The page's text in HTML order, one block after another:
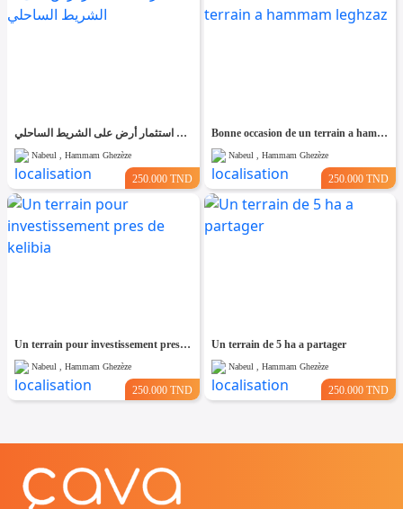
فرصة استثمار أرض على الشريط الساحلي
Nabeul , Hammam Ghezèze
250.000 TND
Bonne occasion de un terrain a hammam leghzaz
Nabeul , Hammam Ghezèze
250.000 TND
Un terrain pour investissement pres de kelibia
Nabeul , Hammam Ghezèze
250.000 TND
Un terrain de 5 ha a partager
Nabeul , Hammam Ghezèze
250.000 TND